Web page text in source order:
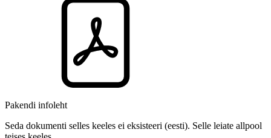
Pakendi infoleht
Seda dokumenti selles keeles ei eksisteeri (eesti). Selle leiate allpool